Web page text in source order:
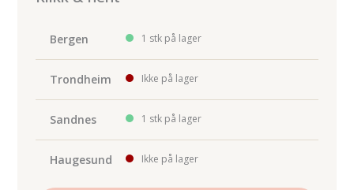
Bergen 1 stk på lager
Trondheim Ikke på lager
Sandnes 1 stk på lager
Haugesund Ikke på lager